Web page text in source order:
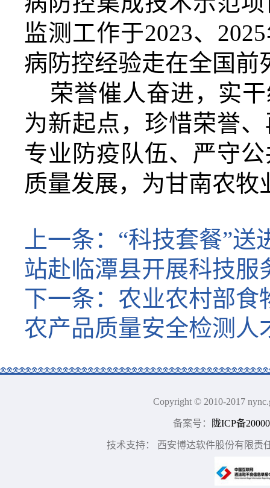
监测工作于2023、
病防控经验走在全国前
荣誉催人奋进， 实
为新起点，珍惜荣誉
专业 防疫队伍、严守
质量发展， 为甘南农牧
上一条： “科技套餐”送
站赴临潭县开展科技服
下一条： 农业农村部食
农产品质量安全检测人
Copyright © 2010-2017
备案号： 陇ICP备
技术支持： 西安博达软件股份有限责